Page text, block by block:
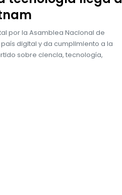
por la Asamblea Nacional de
digital y da cumplimiento a la
sobre ciencia, tecnología,